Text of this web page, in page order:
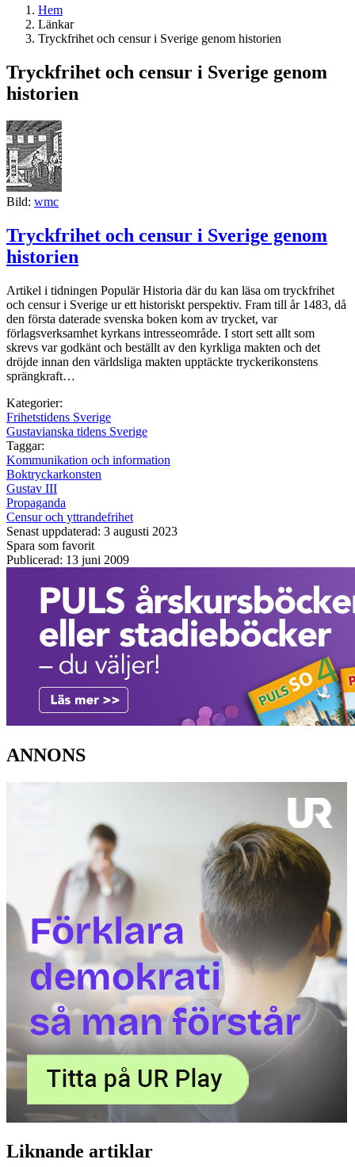
Hem
Länkar
Tryckfrihet och censur i Sverige genom historien
Tryckfrihet och censur i Sverige genom
historien
Bild: wmc
Tryckfrihet och censur i Sverige genom
historien
Artikel i tidningen Populär Historia där du kan läsa om tryckfrihet
och censur i Sverige ur ett historiskt perspektiv. Fram till år 1483, då
den första daterade svenska boken kom av trycket, var
förlagsverksamhet kyrkans intresseområde. I stort sett allt som
skrevs var godkänt och beställt av den kyrkliga makten och det
dröjde innan den världsliga makten upptäckte tryckerikonstens
sprängkraft…
Kategorier:
Frihetstidens Sverige
Gustavianska tidens Sverige
Taggar:
Kommunikation och information
Boktryckarkonsten
Gustav III
Propaganda
Censur och yttrandefrihet
Senast uppdaterad: 3 augusti 2023
Spara som favorit
Publicerad: 13 juni 2009
ANNONS
Liknande artiklar